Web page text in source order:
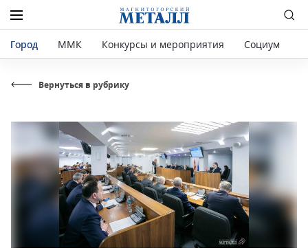
Город ММК Конкурсы и мероприятия Социум
Вернуться в рубрику